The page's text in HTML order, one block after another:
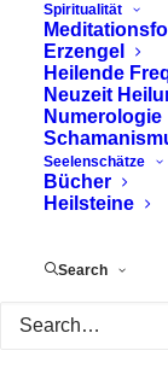
Spiritualität
Erzengel
Heilende
Neuzeit
Numerologie
Seelenschätze
Bücher
Heilsteine
Search